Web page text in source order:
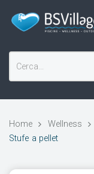
Home Wellness
Stufe a pellet